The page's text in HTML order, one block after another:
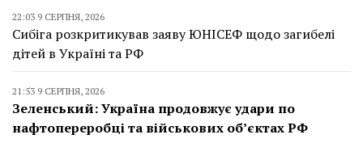
22:03 9 СЕРПНЯ, 2026
Сибіга розкритикував заяву ЮНІСЕФ щодо загибелі
дітей в Україні та РФ
21:53 9 СЕРПНЯ, 2026
Зеленський: Україна продовжує удари по
нафтопереробці та військових об’єктах РФ